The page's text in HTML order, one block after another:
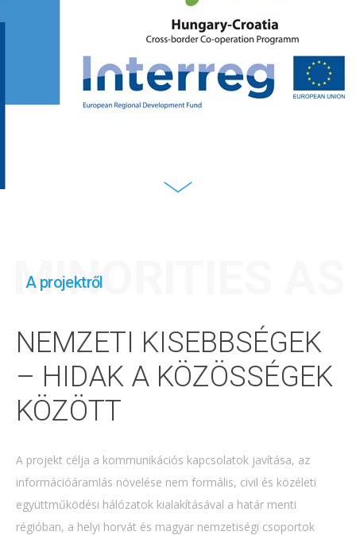
A projektről
MINORITIES
NEMZETI KISEBBSÉGEK
– HIDAK A KÖZÖSSÉGEK
KÖZÖTT
A projekt célja a kommunikációs kapcsolatok javítása, az
információáramlás növelése nem formális, civil és közéleti
együttműködési hálózatok kialakításával a határ menti
régióban, a helyi horvát és magyar nemzetiségi csoportok